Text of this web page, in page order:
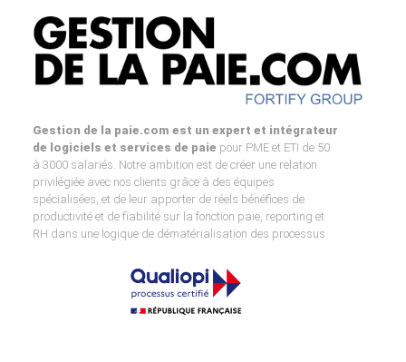
Gestion de la paie.com est un expert et intégrateur
de logiciels et services de paie pour PME et ETI de 50
à 3000 salariés. Notre ambition est de créer une relation
privilégiée avec nos clients grâce à des équipes
spécialisées, et de leur apporter de réels bénéfices de
productivité et de fiabilité sur la fonction paie, reporting et
RH dans une logique de dématérialisation des processus.